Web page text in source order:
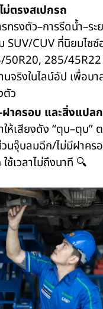
ม่ตรงสเปกรถ
ทรงตัว–การรีดน้ำ–ระ
SUV/CUV ที่นิยมไซซ์
285/45R22
นจริงในไลน์อัป เพื่อบ
ตัว
าครอบ และสิ่งแปล
ให้เสียงดัง “ตุบ–ตุบ”
นจุ๊บลมฉีก/ไม่มีฝาคร
ช้เวลาไม่ถึงนาที 🔍